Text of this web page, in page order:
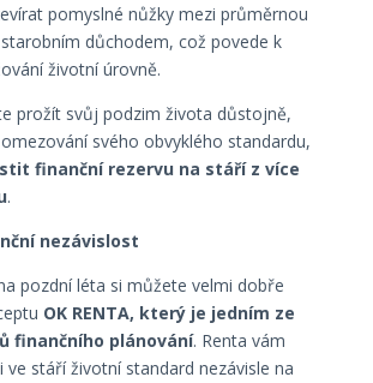
pomyslné nůžky mezi průměrnou
důchodem, což povede k
životní úrovně.
prožít svůj podzim života důstojně,
svého obvyklého standardu,
finanční rezervu na stáří z více
.
nezávislost
pozdní léta si můžete velmi dobře
OK RENTA, který je jedním ze
finančního plánování. Renta vám
stáří životní standard nezávisle na